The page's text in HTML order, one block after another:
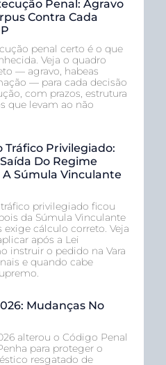
Penal: Agravo
Contra Cada
penal certo é o que
Veja o quadro
— agravo, habeas
— para cada decisão
com prazos, estrutura
que levam ao não
Tráfico Privilegiado:
Do Regime
A Súmula Vinculante
privilegiado ficou
da Súmula Vinculante
cálculo correto. Veja
após a Lei
instruir o pedido na Vara
e quando cabe
Mudanças No
alterou o Código Penal
para proteger o
resgatado de